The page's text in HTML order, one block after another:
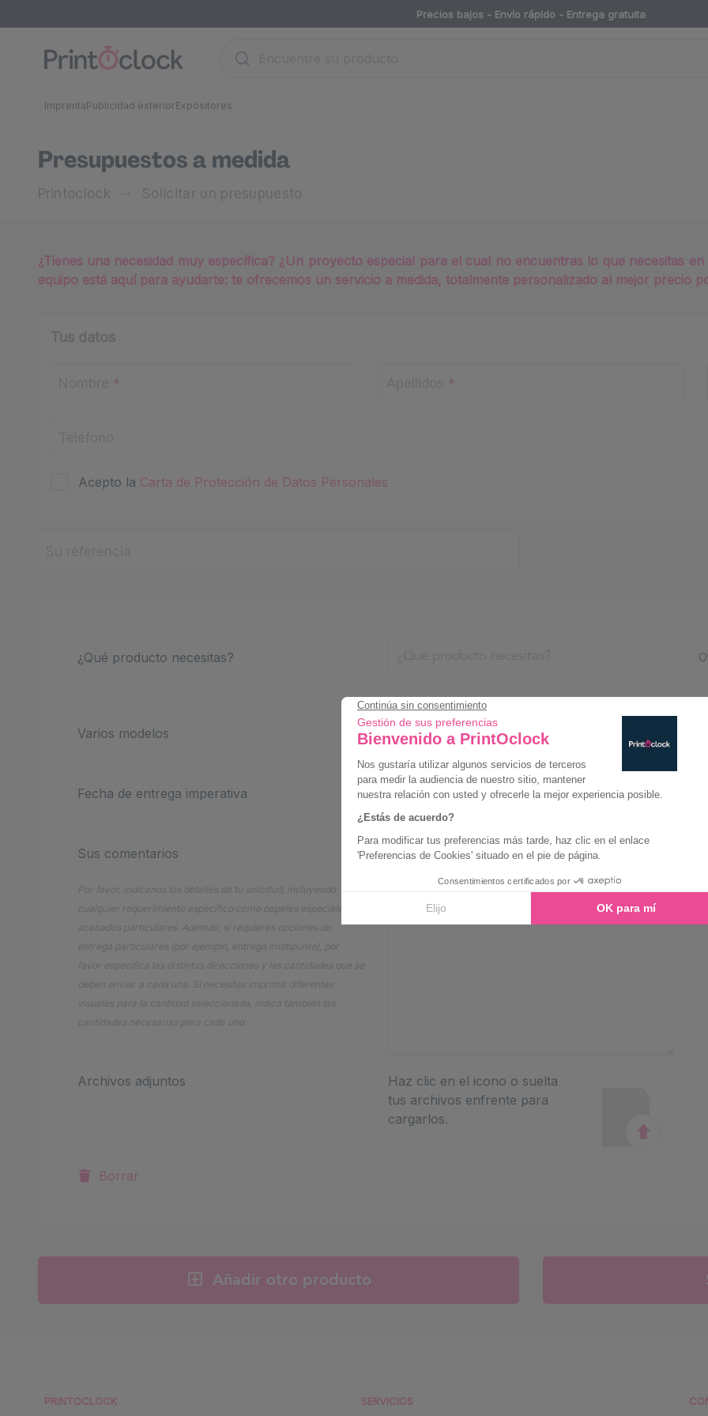
Precios bajos - Envío rápido - Entrega gratuita
ImprentaPublicidad exteriorExpositores
Presupuestos a medida
Printoclock Solicitar un presupuesto
¿Tienes una necesidad muy específica? ¿Un proyecto especial para el cual no encuentras lo que necesitas
equipo está aquí para ayudarte: te ofrecemos un servicio a medida, totalmente personalizado al mejor precio
Tus datos
* *
Acepto la Carta de Protección de Datos Personales
¿Qué producto necesitas?
Varios modelos
No Sí
Fecha de entrega imperativa
No Sí
Sus comentarios
Por favor, indícanos los detalles de tu solicitud, incluyendo
cualquier requerimiento específico como papeles especiales o
acabados particulares. Además, si requieres opciones de
entrega particulares (por ejemplo, entrega multipunto), por
favor especifica las distintas direcciones y las cantidades que se
deben enviar a cada una. Si necesitas imprimir diferentes
visuales para la cantidad seleccionada, indica también las
cantidades necesarias para cada uno.
Añade aquí tus datos y comentarios
Archivos adjuntos
Haz clic en el icono o suelta
tus archivos enfrente para
cargarlos.
Borrar
Añadir otro producto
PRINTOCLOCK
SERVICIOS